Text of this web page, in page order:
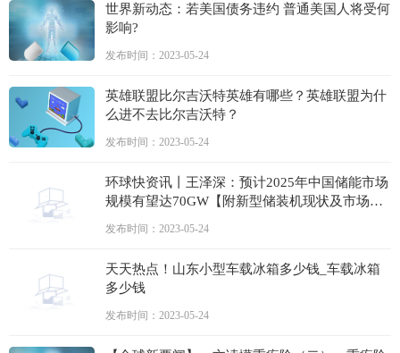
世界新动态：若美国债务违约 普通美国人将受何
影响?
发布时间：2023-05-24
英雄联盟比尔吉沃特英雄有哪些？英雄联盟为什
么进不去比尔吉沃特？
发布时间：2023-05-24
环球快资讯丨王泽深：预计2025年中国储能市场
规模有望达70GW【附新型储装机现状及市场预
发布时间：2023-05-24
天天热点！山东小型车载冰箱多少钱_车载冰箱
多少钱
发布时间：2023-05-24